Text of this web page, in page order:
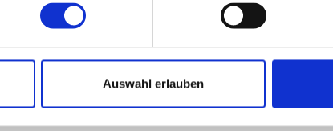
Auswahl erlauben
ZUM EXPOSÉ